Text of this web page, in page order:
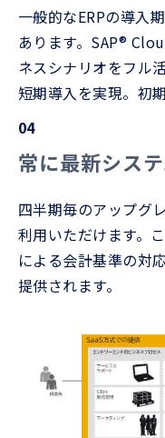
一般的なERPの導入
あります。SAP®
ネスシナリオをフル
短期導入を実現。初
04
常に最新シス
四半期毎のアップグ
利用いただけます。
による会計基準の対
提供されます。